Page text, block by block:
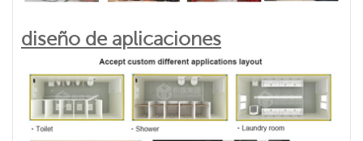
diseño de aplicaciones